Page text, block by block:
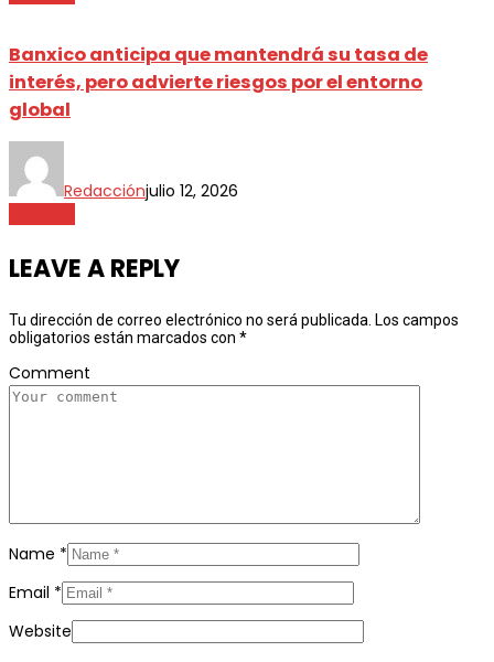
Banxico anticipa que mantendrá su tasa de
interés, pero advierte riesgos por el entorno
global
Redacciónjulio 12, 2026
LEAVE A REPLY
Tu dirección de correo electrónico no será publicada. Los campos
obligatorios están marcados con *
Comment
Name *
Email *
Website